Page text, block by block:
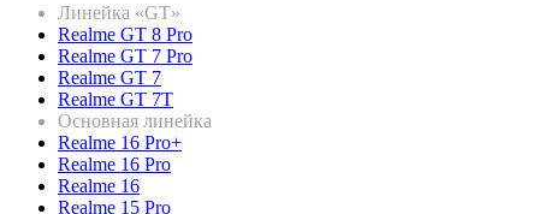
Линейка «GT»
Realme GT 8 Pro
Realme GT 7 Pro
Realme GT 7
Realme GT 7T
Основная линейка
Realme 16 Pro+
Realme 16 Pro
Realme 16
Realme 15 Pro